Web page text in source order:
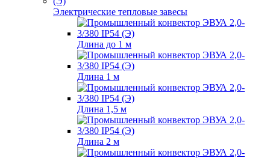
Электрические тепловые завесы
Длина до 1 м
Длина 1 м
Длина 1,5 м
Длина 2 м